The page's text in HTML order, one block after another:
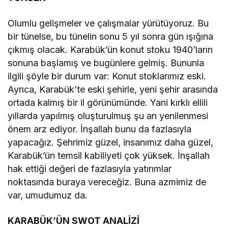
Olumlu gelişmeler ve çalışmalar yürütüyoruz. Bu
bir tünelse, bu tünelin sonu 5 yıl sonra gün ışığına
çıkmış olacak. Karabük’ün konut stoku 1940’ların
sonuna başlamış ve bugünlere gelmiş. Bununla
ilgili şöyle bir durum var: Konut stoklarımız eski.
Ayrıca, Karabük’te eski şehirle, yeni şehir arasında
ortada kalmış bir il görünümünde. Yani kırklı ellili
yıllarda yapılmış oluşturulmuş şu an yenilenmesi
önem arz ediyor. İnşallah bunu da fazlasıyla
yapacağız. Şehrimiz güzel, insanımız daha güzel,
Karabük’ün temsil kabiliyeti çok yüksek. İnşallah
hak ettiği değeri de fazlasıyla yatırımlar
noktasında buraya vereceğiz. Buna azmimiz de
var, umudumuz da.
KARABÜK’ÜN SWOT ANALİZİ